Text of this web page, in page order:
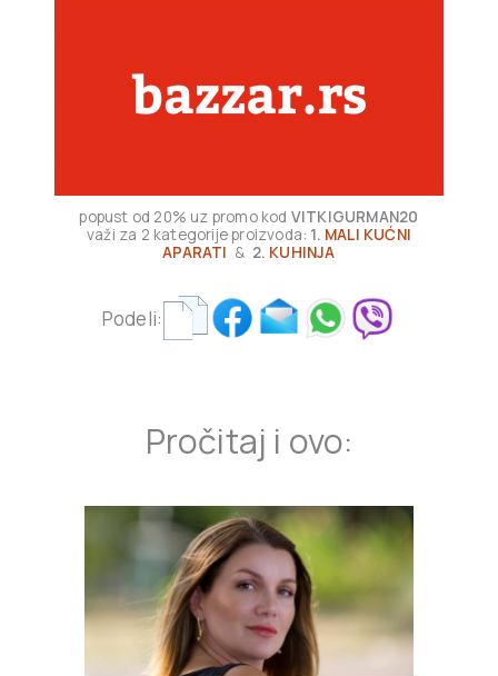
popust od 20% uz promo kod VITKIGURMAN20
važi za 2 kategorije proizvoda: 1. MALI KUĆNI
APARATI & 2. KUHINJA
Podeli:
Pročitaj i ovo: